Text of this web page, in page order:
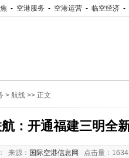
- 空港服务 - 空港运营 - 临空经济 -
> 航线 >> 正文
：开通福建三明全
来源： 国际空港信息网 点击量：